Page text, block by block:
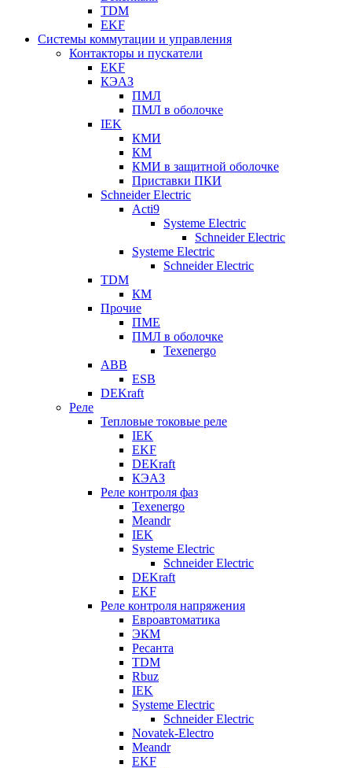
TDM
EKF
Системы коммутации и управления
Контакторы и пускатели
EKF
КЭАЗ
ПМЛ
ПМЛ в оболочке
IEK
КМИ
КМ
КМИ в защитной оболочке
Приставки ПКИ
Schneider Electric
Acti9
Systeme Electric
Schneider Electric
Systeme Electric
Schneider Electric
TDM
КМ
Прочие
ПМЕ
ПМЛ в оболочке
Texenergo
ABB
ESB
DEKraft
Реле
Тепловые токовые реле
IEK
EKF
DEKraft
КЭАЗ
Реле контроля фаз
Texenergo
Meandr
IEK
Systeme Electric
Schneider Electric
DEKraft
EKF
Реле контроля напряжения
Евроавтоматика
ЭКМ
Ресанта
TDM
Rbuz
IEK
Systeme Electric
Schneider Electric
Novatek-Electro
Meandr
EKF